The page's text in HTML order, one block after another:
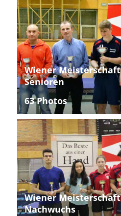
Wiener
Senioren
63 Photos
Wiener
Nachwuchs